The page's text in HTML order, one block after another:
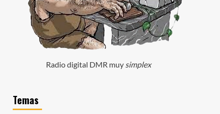
Radio digital DMR muy simplex
Temas